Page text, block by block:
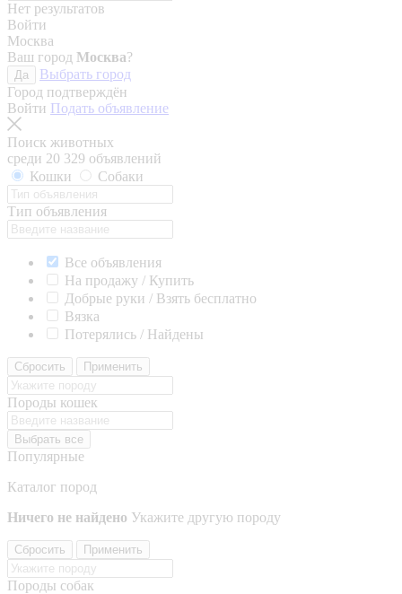
Нет результатов
Войти
Москва
Ваш город Москва?
Да
Выбрать город
Город подтверждён
Войти Подать объявление
Поиск животных
среди 20 329 объявлений
Кошки
Собаки
Тип объявления
Все объявления
На продажу / Купить
Добрые руки / Взять бесплатно
Вязка
Потерялись / Найдены
Сбросить Применить
Породы кошек
Выбрать все
Популярные
Каталог пород
Ничего не найдено Укажите другую породу
Сбросить Применить
Породы собак